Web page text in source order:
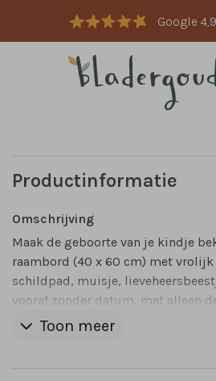
Google 4,9
Productinformatie
Omschrijving
Maak de geboorte van je kindje
raambord (40 x 60 cm) met
schildpad, muisje,
vooraf zonder datum, met alleen
baby is geboren, met de datum.
Toon meer